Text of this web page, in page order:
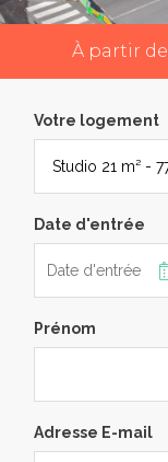
À partir de
Votre logement
Date d'entrée
Prénom
Adresse E-mail